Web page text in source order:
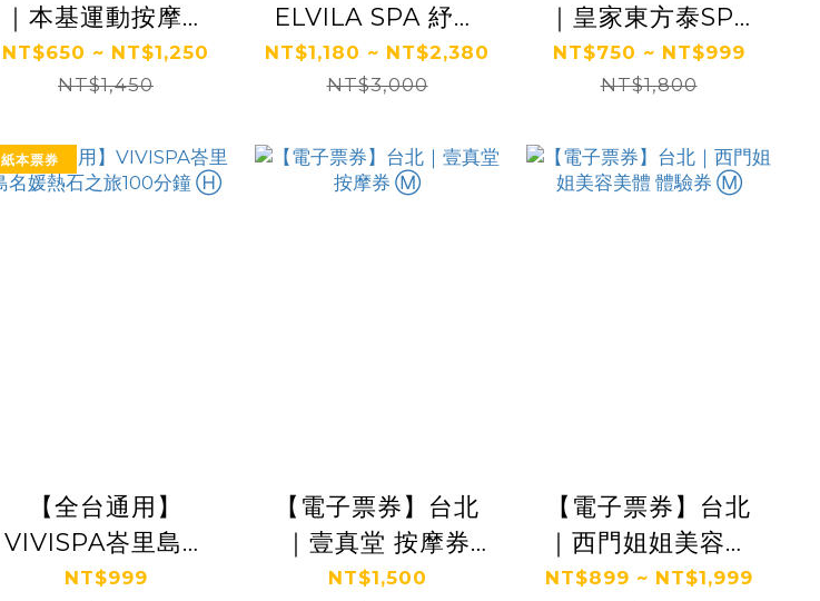
｜本基運動按摩券
Ⓣ
NT$650 ~ NT$1,250
NT$1,450
ELVILA SPA 紓壓
券 Ⓗ
NT$1,180 ~ NT$2,380
NT$3,000
｜皇家東方泰SPA
會館 按摩券 Ⓜ
NT$750 ~ NT$999
NT$1,800
紙本票券
【全台通用】
VIVISPA峇里島名
媛熱石之旅100分鐘
NT$999
【電子票券】台北
｜壹真堂 按摩券
Ⓜ
NT$1,500
【電子票券】台北
｜西門姐姐美容美
體 體驗券 Ⓜ
NT$899 ~ NT$1,999